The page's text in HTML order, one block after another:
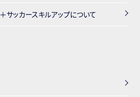
ッカースキルアップについて